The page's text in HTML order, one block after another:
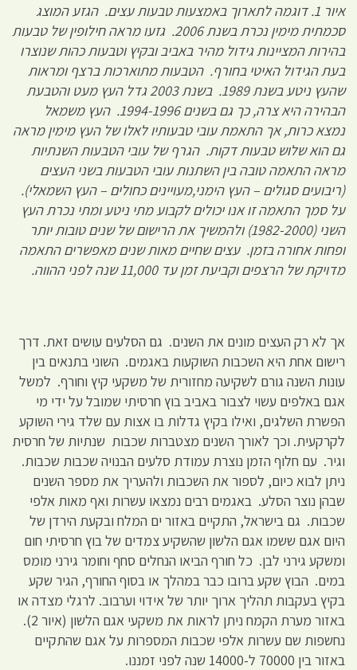
איור 1. דוגמה לתארוך באמצעות טבעות עצים. הגזע המוצג
סכמתית מימין נכרת בשנת 2006. גזעו מראה חילופין של טבעות
בהירות המציינות גידול מהיר באביב ובקיץ וטבעות כהות שנוצרו
בעת הגידול האיטי בחורף. הטבעות מתוארכות ברצף ומראות
שהעץ ניטע בשנת 1989. בשנת 2003 גדל העץ מעט והטבעת
הבהירה היא צרה, כך גם בשנים 1994-1996. העץ משמאל
נמצא כרות, אך התאמת עובי טבעותיו לאלו של העץ מימין מראה
גם הוא שלוש טבעות דקות. הגרף של עובי הטבעות השנתיות
מראה התאמה טובה בין השתנות עובי הטבעות בשני העצים
(ריבועים סגולים – העץ הימני,מעויינים כחולים – העץ השמאלי).
על סמך התאמה זו אנו יכולים לקבוע מתי ניטע ומתי נכרת העץ
השני (1982-2000) ולהמשיך את הרישום של שנים טובות יותר
ופחות אחורה בזמן. עצים שחיים מאות שנים מאפשרים התאמה
מדויקת של הרצפים וקביעת זמן עד 11,000 שנה לפני ההווה.
אך לא רק העצים מונים את השנים. גם הסלעים עושים זאת. דרך
רישום אחת היא השכבות השוקעות באגמים. השוני בתנאים בין
עונות השנה גורם לשקיעה מחזורית של משקעי קיץ וחורף. למשל
אגם באלפים עשוי לצבור באביב בוץ חרסיתי שמובל על ידי מי
הפשרת השלגים, ואילו בקיץ גדלות בו אצות עם שלד גירי השוקע
לקרקעית. וכך לאורך השנים מצטברות שכבות שנתיות של חרסית
וגיר. עם חלוף הזמן נוצרת עמודת סלעים הבנויה שכבות שכבות.
ניתן לבוא כיום, לספור את השכבות ולהעריך את מספר השנים
שבהן נוצר הסלע. באגמים רבים נמצאו עשרות ואף מאות אלפי
שכבות. גם בישראל, התקיים באזור ים המלח ובקעת הירדן של
היום אגם ששמו אגם הלשון שהשקיע צמדים של בוץ חרסיתי חום
ומשקע גירני לבן. כל חורף הביאו הנחלים סחף וחומר גירני מומס
במים. הבוץ שקע ברובו כבר במהלך או בסוף החורף, הגיר שקע
בקיץ בעקבות תהליך ארוך יותר של אידוי וערבוב. לרגלי מצדה או
באזור מערת הקמח ניתן לראות את משקעי אגם הלשון (איור 2).
נחשפות שם עשרות אלפי שכבות המספרות על אגם שהתקיים
באזור בין 70000 ל-14000 שנה לפני זמננו.